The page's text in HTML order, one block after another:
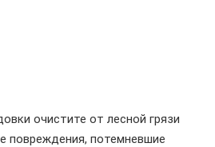
очистите от лесной грязи
повреждения, потемневшие